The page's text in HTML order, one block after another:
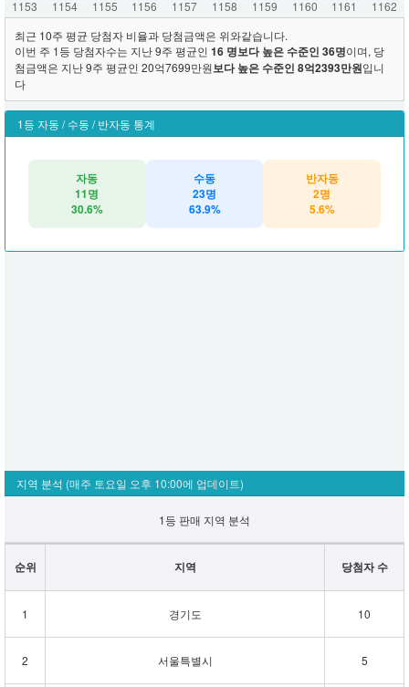
최근 10주 평균 당첨자 비율과 당첨금액은 위와같습니다.
이번 주 1등 당첨자수는 지난 9주 평균인 16 명보다 높은 수준인 36명이며, 당
첨금액은 지난 9주 평균인 20억7699만원보다 높은 수준인 8억2393만원입니
다
1등 자동 / 수동 / 반자동 통계
자동
11명
30.6%
수동
23명
63.9%
반자동
2명
5.6%
지역 분석 (매주 토요일 오후 10:00에 업데이트)
1등 판매 지역 분석
순위 지역 당첨자 수
1 경기도 10
2 서울특별시 5